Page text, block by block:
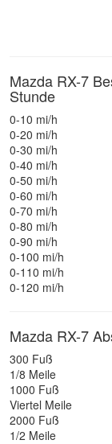
Mazda RX-7
Stunde
0-10 mi/h
0-20 mi/h
0-30 mi/h
0-40 mi/h
0-50 mi/h
0-60 mi/h
0-70 mi/h
0-80 mi/h
0-90 mi/h
0-100 mi/h
0-110 mi/h
0-120 mi/h
Mazda RX-7
300 Fuß
1/8 Meile
1000 Fuß
Viertel Meile
2000 Fuß
1/2 Meile